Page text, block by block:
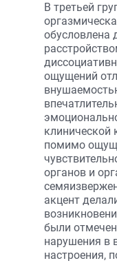
В третьей
обусловлена
ощущений
клинической
помимо
органов и
акцент
были
нарушения в
настроения,